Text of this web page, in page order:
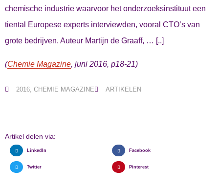
chemische industrie waarvoor het onderzoeksinstituut een
tiental Europese experts interviewden, vooral CTO’s van
grote bedrijven. Auteur Martijn de Graaff, … [..]
(Chemie Magazine, juni 2016, p18-21)
2016, CHEMIE MAGAZINE ARTIKELEN
Artikel delen via:
LinkedIn Facebook
Twitter Pinterest